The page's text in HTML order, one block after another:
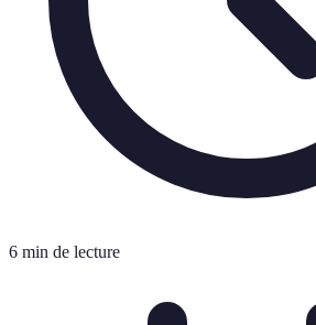
6 min de lecture